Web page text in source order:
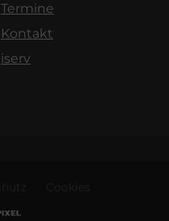
Termine
Kontakt
iserv